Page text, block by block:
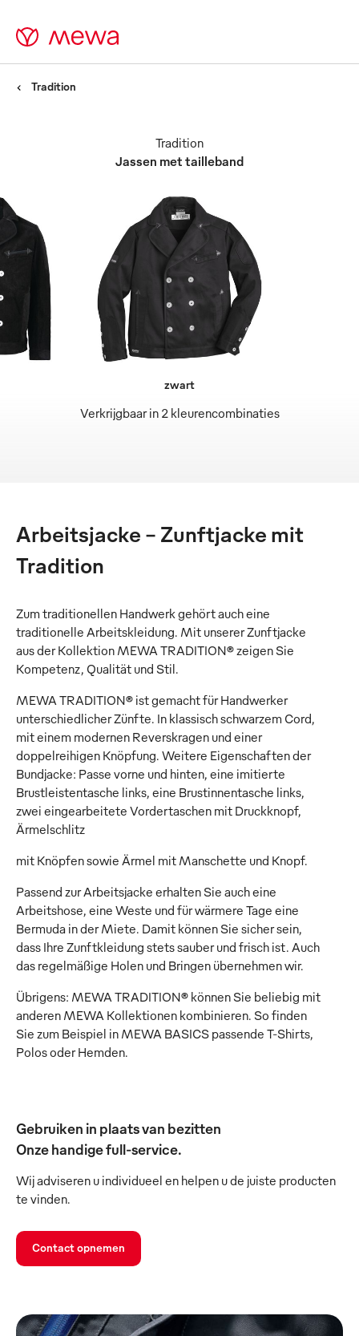
Tradition
Jassen met tailleband
Tradition
Verkrijgbaar in 2 kleurencombinaties
zwart
Arbeitsjacke – Zunftjacke mit
Tradition
Zum traditionellen Handwerk gehört auch eine
traditionelle Arbeitskleidung. Mit unserer Zunftjacke
aus der Kollektion MEWA TRADITION® zeigen Sie
Kompetenz, Qualität und Stil.
MEWA TRADITION® ist gemacht für Handwerker
unterschiedlicher Zünfte. In klassisch schwarzem Cord,
mit einem modernen Reverskragen und einer
doppelreihigen Knöpfung. Weitere Eigenschaften der
Bundjacke: Passe vorne und hinten, eine imitierte
Brustleistentasche links, eine Brustinnentasche links,
zwei eingearbeitete Vordertaschen mit Druckknopf,
Ärmelschlitz
mit Knöpfen sowie Ärmel mit Manschette und Knopf.
Passend zur Arbeitsjacke erhalten Sie auch eine
Arbeitshose, eine Weste und für wärmere Tage eine
Bermuda in der Miete. Damit können Sie sicher sein,
dass Ihre Zunftkleidung stets sauber und frisch ist. Auch
das regelmäßige Holen und Bringen übernehmen wir.
Übrigens: MEWA TRADITION® können Sie beliebig mit
anderen MEWA Kollektionen kombinieren. So finden
Sie zum Beispiel in MEWA BASICS passende T-Shirts,
Polos oder Hemden.
Gebruiken in plaats van bezitten
Onze handige full-service.
Wij adviseren u individueel en helpen u de juiste producten
te vinden.
Contact opnemen